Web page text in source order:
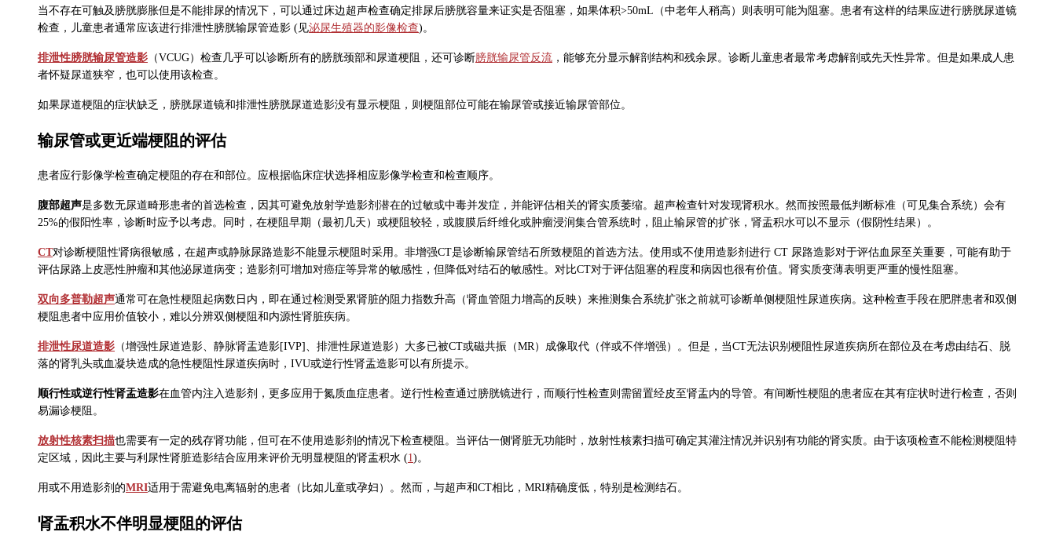
当不存在可触及膀胱膨胀但是不能排尿的情况下，可以通过床边超声检查确定排尿后膀胱容量来证实是否阻塞，如果体积>50mL（中老年人稍高）则表明可能为阻塞。患者有这样的结果应进行膀胱尿道镜
检查，儿童患者通常应该进行排泄性膀胱输尿管造影 (见泌尿生殖器的影像检查)。
排泄性膀胱输尿管造影 （VCUG）检查几乎可以诊断所有的膀胱颈部和尿道梗阻，还可诊断膀胱输尿管反流 ，能够充分显示解剖结构和残余尿。诊断儿童患者最常考虑解剖或先天性异常。但是如果成人患
者怀疑尿道狭窄，也可以使用该检查。
如果尿道梗阻的症状缺乏，膀胱尿道镜和排泄性膀胱尿道造影没有显示梗阻，则梗阻部位可能在输尿管或接近输尿管部位。
输尿管或更近端梗阻的评估
患者应行影像学检查确定梗阻的存在和部位。应根据临床症状选择相应影像学检查和检查顺序。
腹部超声是多数无尿道畸形患者的首选检查，因其可避免放射学造影剂潜在的过敏或中毒并发症，并能评估相关的肾实质萎缩。超声检查针对发现肾积水。然而按照最低判断标准（可见集合系统）会有
25%的假阳性率，诊断时应予以考虑。同时，在梗阻早期（最初几天）或梗阻较轻，或腹膜后纤维化或肿瘤浸润集合管系统时，阻止输尿管的扩张，肾盂积水可以不显示（假阴性结果）。
CT对诊断梗阻性肾病很敏感，在超声或静脉尿路造影不能显示梗阻时采用。非增强CT是诊断输尿管结石所致梗阻的首选方法。使用或不使用造影剂进行 CT 尿路造影对于评估血尿至关重要，可能有助于
评估尿路上皮恶性肿瘤和其他泌尿道病变；造影剂可增加对癌症等异常的敏感性，但降低对结石的敏感性。对比CT对于评估阻塞的程度和病因也很有价值。肾实质变薄表明更严重的慢性阻塞。
双向多普勒超声通常可在急性梗阻起病数日内，即在通过检测受累肾脏的阻力指数升高（肾血管阻力增高的反映）来推测集合系统扩张之前就可诊断单侧梗阻性尿道疾病。这种检查手段在肥胖患者和双侧
梗阻患者中应用价值较小，难以分辨双侧梗阻和内源性肾脏疾病。
排泄性尿道造影 （增强性尿道造影、静脉肾盂造影[IVP]、排泄性尿道造影）大多已被CT或磁共振（MR）成像取代（伴或不伴增强）。但是，当CT无法识别梗阻性尿道疾病所在部位及在考虑由结石、脱
落的肾乳头或血凝块造成的急性梗阻性尿道疾病时，IVU或逆行性肾盂造影可以有所提示。
顺行性或逆行性肾盂造影在血管内注入造影剂，更多应用于氮质血症患者。逆行性检查通过膀胱镜进行，而顺行性检查则需留置经皮至肾盂内的导管。有间断性梗阻的患者应在其有症状时进行检查，否则
易漏诊梗阻。
放射性核素扫描也需要有一定的残存肾功能，但可在不使用造影剂的情况下检查梗阻。当评估一侧肾脏无功能时，放射性核素扫描可确定其灌注情况并识别有功能的肾实质。由于该项检查不能检测梗阻特
定区域，因此主要与利尿性肾脏造影结合应用来评价无明显梗阻的肾盂积水 (1)。
用或不用造影剂的MRI适用于需避免电离辐射的患者（比如儿童或孕妇）。然而，与超声和CT相比，MRI精确度低，特别是检测结石。
肾盂积水不伴明显梗阻的评估